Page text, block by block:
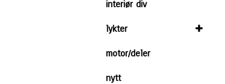
interiør div
lykter
motor/deler
nytt